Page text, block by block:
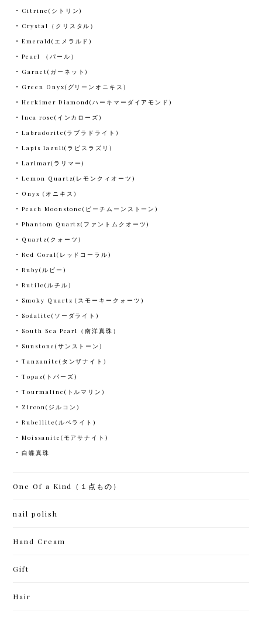
Citrine(シトリン)
Crystal（クリスタル）
Emerald(エメラルド)
Pearl （パール）
Garnet(ガーネット)
Green Onyx(グリーンオニキス)
Herkimer Diamond(ハーキマーダイアモンド)
Inca rose(インカローズ)
Labradorite(ラブラドライト)
Lapis lazuli(ラピスラズリ)
Larimar(ラリマー)
Lemon Quartz(レモンクィオーツ)
Onyx (オニキス)
Peach Moonstone(ピーチムーンストーン)
Phantom Quartz(ファントムクオーツ)
Quartz(クォーツ)
Red Coral(レッドコーラル)
Ruby(ルビー)
Rutile(ルチル)
Smoky Quartz (スモーキークォーツ)
Sodalite(ソーダライト)
South Sea Pearl（南洋真珠）
Sunstone(サンストーン)
Tanzanite(タンザナイト)
Topaz(トパーズ)
Tourmaline(トルマリン)
Zircon(ジルコン)
Rubellite(ルベライト)
Moissanite(モアサナイト)
白蝶真珠
One Of a Kind（１点もの）
nail polish
Hand Cream
Gift
Hair